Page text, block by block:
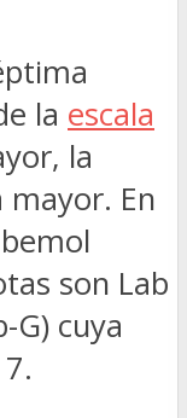
la escala
la
En
son Lab
G) cuya